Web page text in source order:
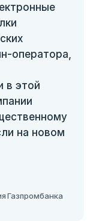
оператора,
в этой
на новом
Газпромбанка